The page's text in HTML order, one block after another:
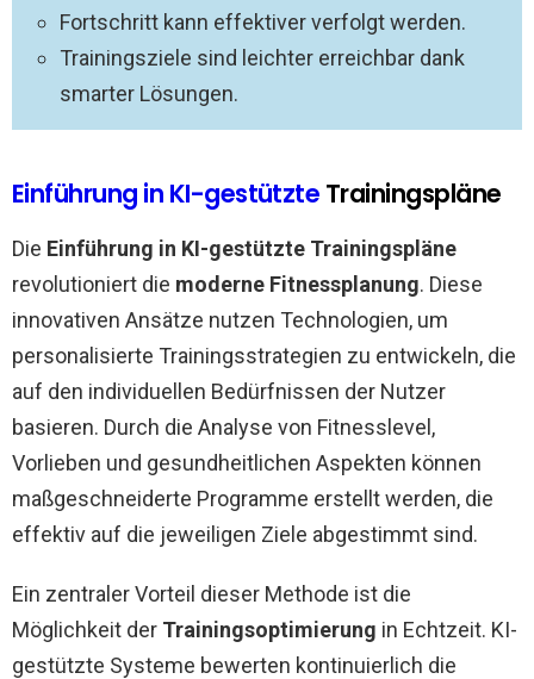
Fortschritt kann effektiver verfolgt werden.
Trainingsziele sind leichter erreichbar dank
smarter Lösungen.
Einführung in KI-gestützte Trainingspläne
Die Einführung in KI-gestützte Trainingspläne
revolutioniert die moderne Fitnessplanung. Diese
innovativen Ansätze nutzen Technologien, um
personalisierte Trainingsstrategien zu entwickeln, die
auf den individuellen Bedürfnissen der Nutzer
basieren. Durch die Analyse von Fitnesslevel,
Vorlieben und gesundheitlichen Aspekten können
maßgeschneiderte Programme erstellt werden, die
effektiv auf die jeweiligen Ziele abgestimmt sind.
Ein zentraler Vorteil dieser Methode ist die
Möglichkeit der Trainingsoptimierung in Echtzeit. KI-
gestützte Systeme bewerten kontinuierlich die